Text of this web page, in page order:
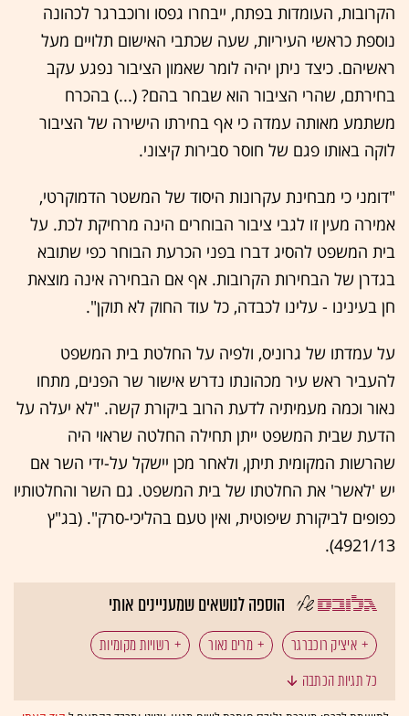
הקרובות, העומדות בפתח, ייבחרו גפסו ורוכברגר לכהונה
נוספת כראשי העיריות, שעה שכתבי האישום תלויים מעל
ראשיהם. כיצד ניתן יהיה לומר שאמון הציבור נפגע עקב
בחירתם, שהרי הציבור הוא שבחר בהם? (...) בהכרח
משתמע מאותה עמדה כי אף בחירתו הישירה של הציבור
לוקה באותו פגם של חוסר סבירות קיצוני.
"דומני כי מבחינת עקרונות היסוד של המשטר הדמוקרטי,
אמירה מעין זו לגבי ציבור הבוחרים הינה מרחיקת לכת. על
בית המשפט להסיג דברו בפני הכרעת הבוחר כפי שתובא
בגדרן של הבחירות הקרובות. אף אם הבחירה אינה מוצאת
חן בעינינו - עלינו לכבדה, כל עוד החוק לא תוקן".
על עמדתו של גרוניס, ולפיה על החלטת בית המשפט
להעביר ראש עיר מכהונתו נדרש אישור שר הפנים, מתחו
נאור וכמה מעמיתיה לדעת הרוב ביקורת קשה. "לא יעלה על
הדעת שבית המשפט ייתן תחילה החלטה שראוי היה
שהרשות המקומית תיתן, ולאחר מכן יישקל על-ידי השר אם
יש 'לאשר' את החלטתו של בית המשפט. גם השר והחלטותיו
כפופים לביקורת שיפוטית, ואין טעם בהליכי-סרק". (בג"ץ
4921/13).
הוספה לנושאים שמעניינים אותי
איציק רוכברגר מרים נאור רשויות מקומיות
שמעון גפסו
כל תגיות הכתבה